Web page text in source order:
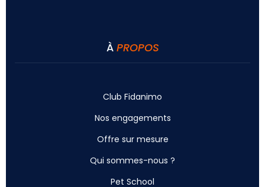
À PROPOS
Club Fidanimo
Nos engagements
Offre sur mesure
Qui sommes-nous ?
Pet School